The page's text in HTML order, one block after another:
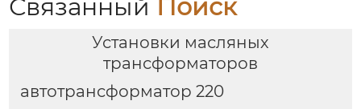
Связанный Поиск
Установки масляных
трансформаторов
автотрансформатор 220